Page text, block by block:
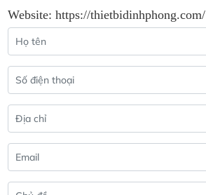
Website: https://thietbidinhphong.com/